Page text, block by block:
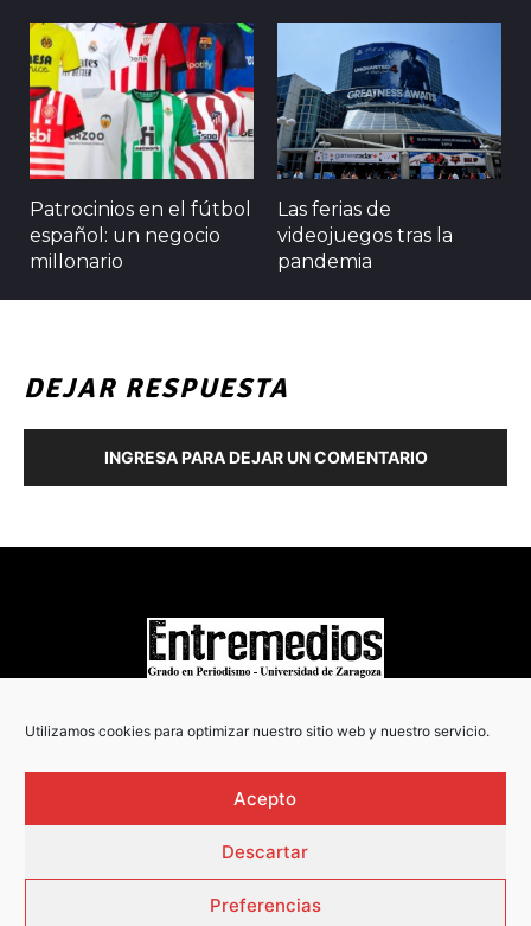
Utilizamos cookies para optimizar nuestro sitio web y nuestro servicio.
Acepto
Descartar
Preferencias
Patrocinios en el fútbol
español: un negocio
millonario
Las ferias de
videojuegos tras la
pandemia
DEJAR RESPUESTA
INGRESA PARA DEJAR UN COMENTARIO